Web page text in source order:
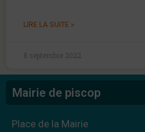
LIRE LA SUITE »
8 septembre 2022
Mairie de piscop
Place de la Mairie